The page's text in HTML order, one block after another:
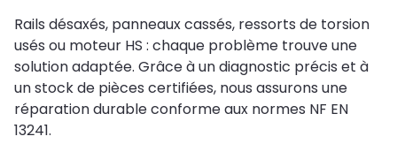
Rails désaxés, panneaux cassés, ressorts de torsion
usés ou moteur HS : chaque problème trouve une
solution adaptée. Grâce à un diagnostic précis et à
un stock de pièces certifiées, nous assurons une
réparation durable conforme aux normes NF EN
13241.